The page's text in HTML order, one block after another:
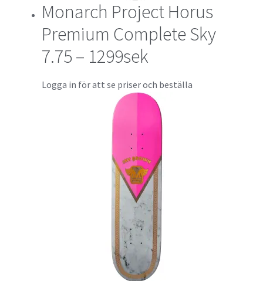
Monarch Project Horus
Premium Complete Sky
7.75 – 1299sek
Logga in för att se priser och beställa